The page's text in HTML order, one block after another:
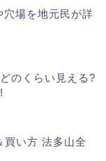
場を地元民が詳
のくらい見える?
買い方 法多山全